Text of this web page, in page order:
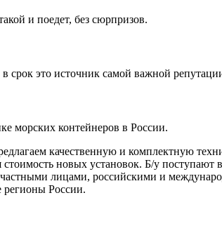
и поедет, без сюрпризов.
срок это источник самой важной
морских контейнеров в России.
качественную и комплектную
новых установок. Б/у поступают
лицами, российскими и
регионы России.